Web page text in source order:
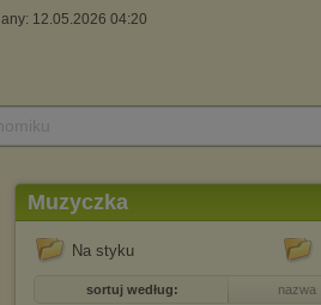
12.05.2026 04:20
Muzyczka
Na styku
sortuj według: nazwa